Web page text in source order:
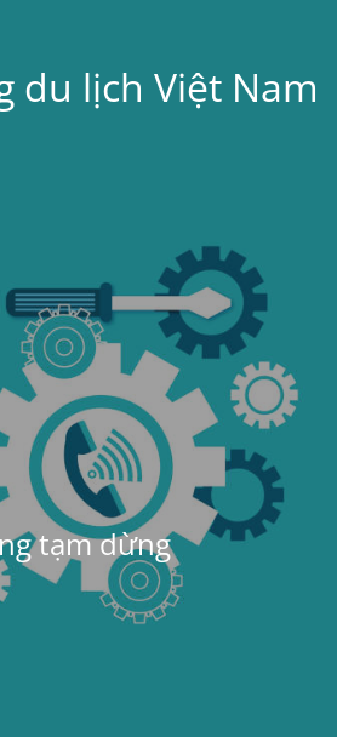
du lịch Việt Nam
tạm dừng